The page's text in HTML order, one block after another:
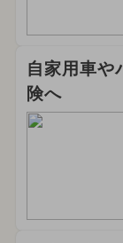
自家用車や
険へ